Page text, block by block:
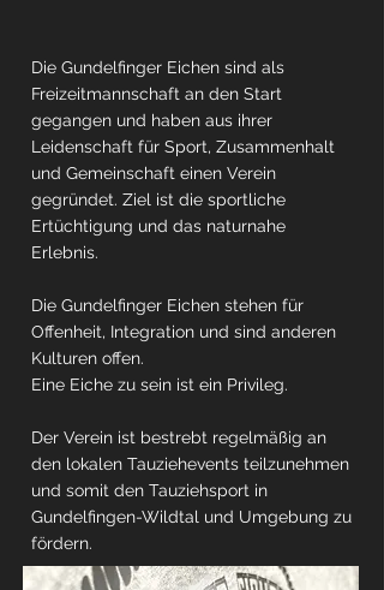
Die Gundelfinger Eichen sind als
Freizeitmannschaft an den Start
gegangen und haben aus ihrer
Leidenschaft für Sport, Zusammenhalt
und Gemeinschaft einen Verein
gegründet. Ziel ist die sportliche
Ertüchtigung und das naturnahe
Erlebnis.
Die Gundelfinger Eichen stehen für
Offenheit, Integration und sind anderen
Kulturen offen.
Eine Eiche zu sein ist ein Privileg.
Der Verein ist bestrebt regelmäßig an
den lokalen Tauziehevents teilzunehmen
und somit den Tauziehsport in
Gundelfingen-Wildtal und Umgebung zu
fördern.